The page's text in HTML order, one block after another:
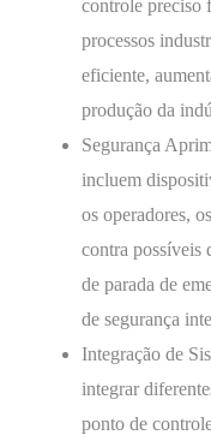
controle preciso
processos
eficiente,
produção da
Segurança
incluem
os operadores,
contra possíveis
de parada de
de segurança
Integração de
integrar
ponto de